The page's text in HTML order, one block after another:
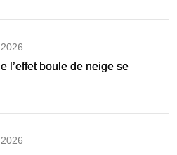
l’effet boule de neige se